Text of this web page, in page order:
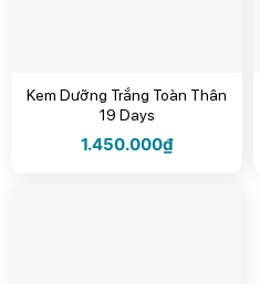
Kem Dưỡng Trắng Toàn Thân
19 Days
1.450.000₫